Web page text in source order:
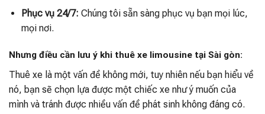
Phục vụ 24/7: Chúng tôi sẵn sàng phục vụ bạn mọi lúc,
mọi nơi.
Nhưng điều cần lưu ý khi thuê xe limousine tại Sài gòn:
Thuê xe là một vấn đề không mới, tuy nhiên nếu bạn hiểu về
nó, bạn sẽ chọn lựa được một chiếc xe như ý muốn của
mình và tránh được nhiều vấn đề phát sinh không đáng có.